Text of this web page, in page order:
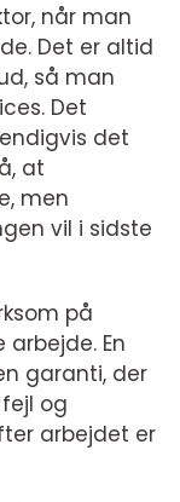
når man
Det er altid
så man
Det
det
at
men
vil i sidste
på
En
garanti, der
og
arbejdet er